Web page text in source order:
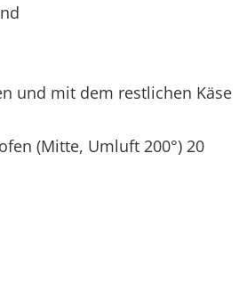
und mit dem restlichen Käse
(Mitte, Umluft 200°) 20